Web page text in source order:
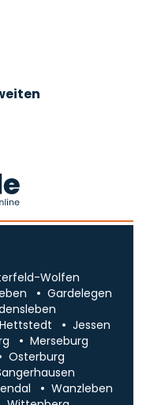
Wolfen
Gardelegen
Hettstedt
Jessen
Merseburg
Osterburg
Wanzleben